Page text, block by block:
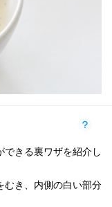
きる裏ワザを紹介し
むき、内側の白い部分